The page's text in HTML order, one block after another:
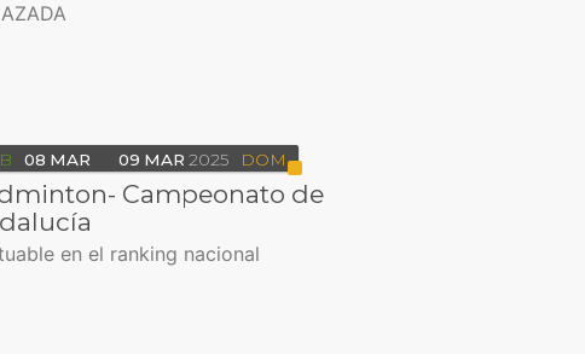
08 MAR 09 MAR 2025 DOM
Campeonato de
en el ranking nacional